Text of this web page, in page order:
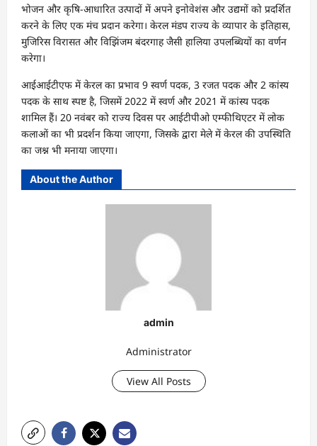
भोजन और कृषि-आधारित उत्पादों में अपने इनोवेशंस और उद्यमों को प्रदर्शित
करने के लिए एक मंच प्रदान करेगा। केरल मंडप राज्य के व्यापार के इतिहास,
मुजिरिस विरासत और विझिंजम बंदरगाह जैसी हालिया उपलब्धियों का वर्णन
करेगा।
आईआईटीएफ में केरल का प्रभाव 9 स्वर्ण पदक, 3 रजत पदक और 2 कांस्य
पदक के साथ स्पष्ट है, जिसमें 2022 में स्वर्ण और 2021 में कांस्य पदक
शामिल हैं। 20 नवंबर को राज्य दिवस पर आईटीपीओ एम्फीथिएटर में लोक
कलाओं का भी प्रदर्शन किया जाएगा, जिसके द्वारा मेले में केरल की उपस्थिति
का जश्न भी मनाया जाएगा।
About the Author
admin
Administrator
View All Posts